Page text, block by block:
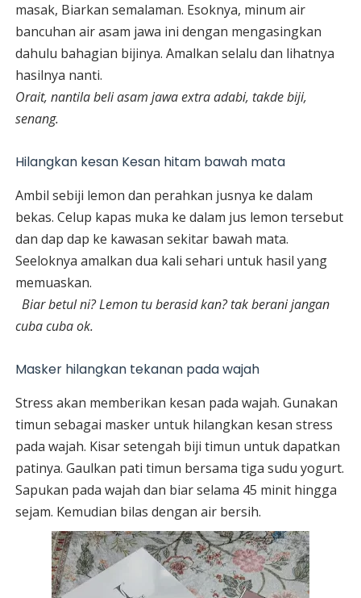
masak, Biarkan semalaman. Esoknya, minum air
bancuhan air asam jawa ini dengan mengasingkan
dahulu bahagian bijinya. Amalkan selalu dan lihatnya
hasilnya nanti.
Orait, nantila beli asam jawa extra adabi, takde biji,
senang.
Hilangkan kesan Kesan hitam bawah mata
Ambil sebiji lemon dan perahkan jusnya ke dalam
bekas. Celup kapas muka ke dalam jus lemon tersebut
dan dap dap ke kawasan sekitar bawah mata.
Seeloknya amalkan dua kali sehari untuk hasil yang
memuaskan.
Biar betul ni? Lemon tu berasid kan? tak berani jangan
cuba cuba ok.
Masker hilangkan tekanan pada wajah
Stress akan memberikan kesan pada wajah. Gunakan
timun sebagai masker untuk hilangkan kesan stress
pada wajah. Kisar setengah biji timun untuk dapatkan
patinya. Gaulkan pati timun bersama tiga sudu yogurt.
Sapukan pada wajah dan biar selama 45 minit hingga
sejam. Kemudian bilas dengan air bersih.